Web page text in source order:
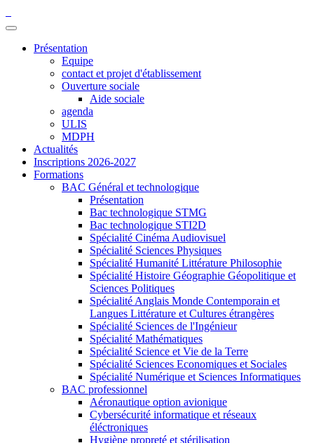
Présentation
Equipe
contact et projet d'établissement
Ouverture sociale
Aide sociale
agenda
ULIS
MDPH
Actualités
Inscriptions 2026-2027
Formations
BAC Général et technologique
Présentation
Bac technologique STMG
Bac technologique STI2D
Spécialité Cinéma Audiovisuel
Spécialité Sciences Physiques
Spécialité Humanité Littérature Philosophie
Spécialité Histoire Géographie Géopolitique et
Sciences Politiques
Spécialité Anglais Monde Contemporain et
Langues Littérature et Cultures étrangères
Spécialité Sciences de l'Ingénieur
Spécialité Mathématiques
Spécialité Science et Vie de la Terre
Spécialité Sciences Economiques et Sociales
Spécialité Numérique et Sciences Informatiques
BAC professionnel
Aéronautique option avionique
Cybersécurité informatique et réseaux
éléctroniques
Hygiène propreté et stérilisation